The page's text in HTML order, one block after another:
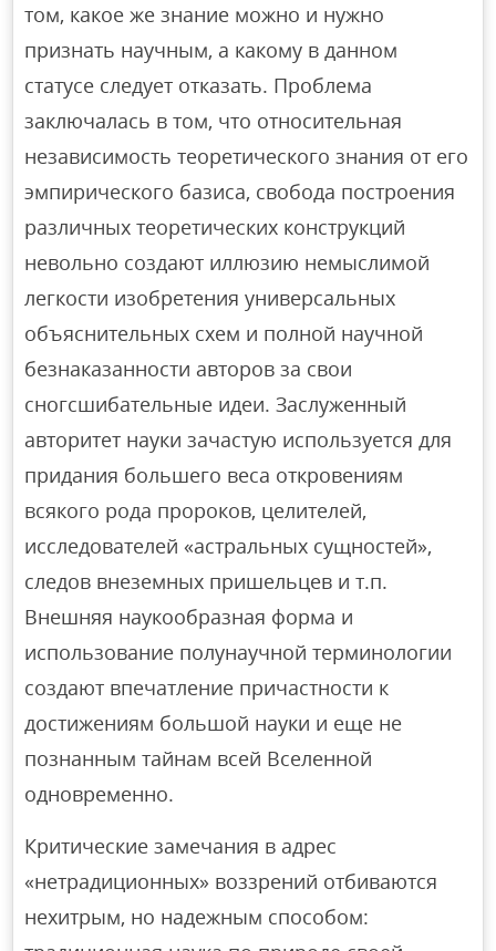
том, какое же знание можно и нужно
признать научным, а какому в данном
статусе следует отказать. Проблема
заключалась в том, что относительная
независимость теоретического знания от его
эмпирического базиса, свобода построения
различных теоретических конструкций
невольно создают иллюзию немыслимой
легкости изобретения универсальных
объяснительных схем и полной научной
безнаказанности авторов за свои
сногсшибательные идеи. Заслуженный
авторитет науки зачастую используется для
придания большего веса откровениям
всякого рода пророков, целителей,
исследователей «астральных сущностей»,
следов внеземных пришельцев и т.п.
Внешняя наукообразная форма и
использование полунаучной терминологии
создают впечатление причастности к
достижениям большой науки и еще не
познанным тайнам всей Вселенной
одновременно.
Критические замечания в адрес
«нетрадиционных» воззрений отбиваются
нехитрым, но надежным способом: